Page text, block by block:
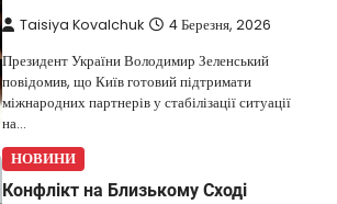
Taisiya Kovalchuk 4 Березня, 2026
Президент України Володимир Зеленський
повідомив, що Київ готовий підтримати
міжнародних партнерів у стабілізації ситуації
на…
НОВИНИ
Конфлікт на Близькому Сході